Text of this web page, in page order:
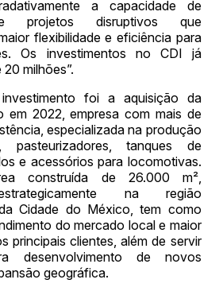
a capacidade de
projetos disruptivos que
flexibilidade e eficiência para
Os investimentos no CDI já
milhões”.
foi a aquisição da
em 2022, empresa com mais de
especializada na produção
pasteurizadores, tanques de
e acessórios para locomotivas.
construída de 26.000 m²,
na região
Cidade do México, tem como
do mercado local e maior
principais clientes, além de servir
desenvolvimento de novos
geográfica.